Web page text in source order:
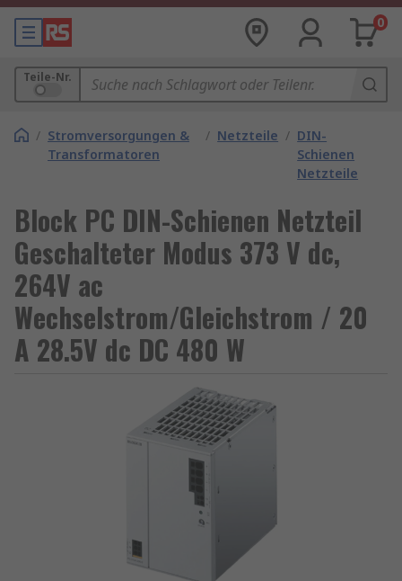
0
Teile-Nr.
/ Stromversorgungen &
Transformatoren
/ Netzteile / DIN-
Schienen
Netzteile
Block PC DIN-Schienen Netzteil
Geschalteter Modus 373 V dc,
264V ac
Wechselstrom/Gleichstrom / 20
A 28.5V dc DC 480 W